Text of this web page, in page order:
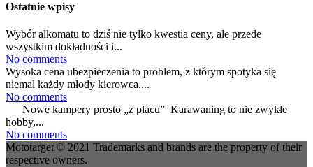
Ostatnie wpisy
Wybór alkomatu to dziś nie tylko kwestia ceny, ale przede
wszystkim dokładności i...
No comments
Wysoka cena ubezpieczenia to problem, z którym spotyka się
niemal każdy młody kierowca....
No comments
Nowe kampery prosto „z placu” Karawaning to nie zwykłe
hobby,...
No comments
Mototarget © 2021 Trademarks and brands are the property of their
respective owners.